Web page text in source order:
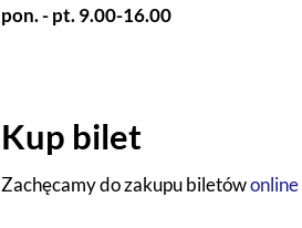
pon. - pt. 9.00-16.00
Kup bilet
Zachęcamy do zakupu biletówonline